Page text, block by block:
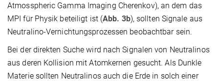
Atmosspheric Gamma Imaging Cherenkov), an dem das
MPI für Physik beteiligt ist (Abb. 3b), sollten Signale aus
Neutralino-Vernichtungsprozessen beobachtbar sein.
Bei der direkten Suche wird nach Signalen von Neutralinos
aus deren Kollision mit Atomkernen gesucht. Als Dunkle
Materie sollten Neutralinos auch die Erde in solch einer